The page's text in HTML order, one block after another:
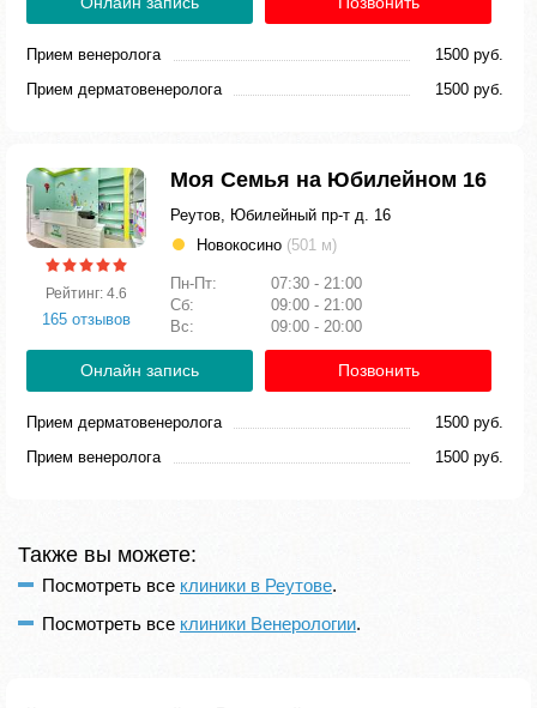
Прием венеролога
1500 руб.
Прием дерматовенеролога
1500 руб.
Рейтинг: 4.6
165 отзывов
Моя Семья на Юбилейном 16
Реутов, Юбилейный пр-т д. 16
Новокосино (501 м)
Пн-Пт:
07:30 - 21:00
Сб:
09:00 - 21:00
Вс:
09:00 - 20:00
Онлайн запись Позвонить
Прием дерматовенеролога
1500 руб.
Прием венеролога
1500 руб.
Также вы можете:
Посмотреть все клиники в Реутове.
Посмотреть все клиники Венерологии.